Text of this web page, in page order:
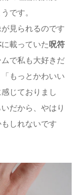
です。
見られるのです
に載っていた 呪符
で私も大好きだ
もっとかわいい
じておりまし
だから、やはり
しれないです